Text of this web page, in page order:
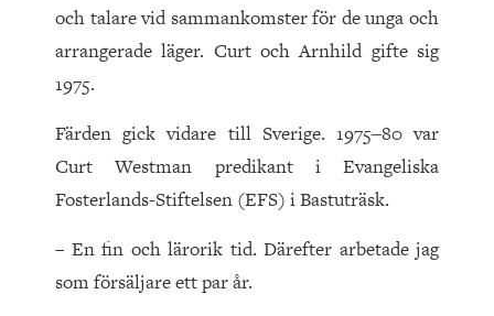
och talare vid sammankomster för de unga och
arrangerade läger. Curt och Arnhild gifte sig
1975.
Färden gick vidare till Sverige. 1975‒80 var
Curt Westman predikant i Evangeliska
Fosterlands-Stiftelsen (EFS) i Bastuträsk.
– En fin och lärorik tid. Därefter arbetade jag
som försäljare ett par år.